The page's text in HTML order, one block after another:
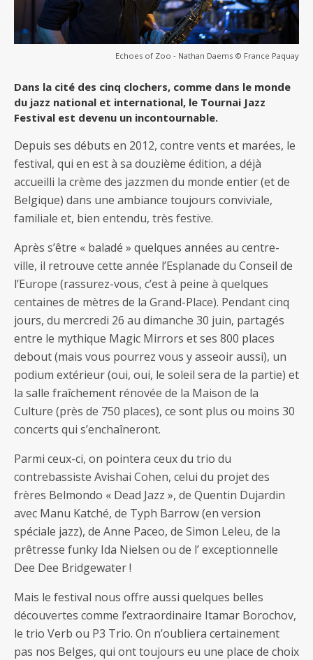
Echoes of Zoo ‐ Nathan Daems © France Paquay
Dans la cité des cinq clochers, comme dans le monde
du jazz national et international, le Tournai Jazz
Festival est devenu un incontournable.
Depuis ses débuts en 2012, contre vents et marées, le
festival, qui en est à sa douzième édition, a déjà
accueilli la crème des jazzmen du monde entier (et de
Belgique) dans une ambiance toujours conviviale,
familiale et, bien entendu, très festive.
Après s’être « baladé » quelques années au centre-
ville, il retrouve cette année l’Esplanade du Conseil de
l’Europe (rassurez-vous, c’est à peine à quelques
centaines de mètres de la Grand-Place). Pendant cinq
jours, du mercredi 26 au dimanche 30 juin, partagés
entre le mythique Magic Mirrors et ses 800 places
debout (mais vous pourrez vous y asseoir aussi), un
podium extérieur (oui, oui, le soleil sera de la partie) et
la salle fraîchement rénovée de la Maison de la
Culture (près de 750 places), ce sont plus ou moins 30
concerts qui s’enchaîneront.
Parmi ceux-ci, on pointera ceux du trio du
contrebassiste Avishai Cohen, celui du projet des
frères Belmondo « Dead Jazz », de Quentin Dujardin
avec Manu Katché, de Typh Barrow (en version
spéciale jazz), de Anne Paceo, de Simon Leleu, de la
prêtresse funky Ida Nielsen ou de l’ exceptionnelle
Dee Dee Bridgewater !
Mais le festival nous offre aussi quelques belles
découvertes comme l’extraordinaire Itamar Borochov,
le trio Verb ou P3 Trio. On n’oubliera certainement
pas nos Belges, qui ont toujours eu une place de choix